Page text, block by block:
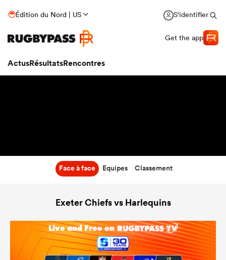
Édition du Nord | US S'identifier
Get the app
ActusRésultatsRencontres
Face à face Equipes Classement
Exeter Chiefs vs Harlequins